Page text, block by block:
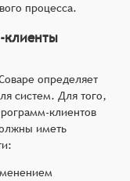
процесса.
клиенты
определяет
систем. Для того,
клиентов
иметь